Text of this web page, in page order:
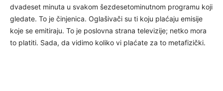
dvadeset minuta u svakom šezdesetominutnom programu koji
gledate. To je činjenica. Oglašivači su ti koju plaćaju emisije
koje se emitiraju. To je poslovna strana televizije; netko mora
to platiti. Sada, da vidimo koliko vi plaćate za to metafizički.